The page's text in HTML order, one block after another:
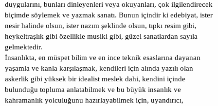
duygularını, bunları dinleyenleri veya okuyanları, çok ilgilendirecek
biçimde söylemek ve yazmak sanatı. Bunun içindir ki edebiyat, ister
nesir halinde olsun, ister nazım şeklinde olsun, tıpkı resim gibi,
heykeltraşlık gibi özellikle musiki gibi, güzel sanatlardan sayıla
gelmektedir.
İnsanlıkta, en müspet bilim ve en ince teknik esaslarına dayanan
yaşamla ve kanla karşılaşmak, kendileri için alında yazılı olan
askerlik gibi yüksek bir idealist meslek dahi, kendini içinde
bulunduğu topluma anlatabilmek ve bu büyük insanlık ve
kahramanlık yolculuğunu hazırlayabilmek için, uyandırıcı,